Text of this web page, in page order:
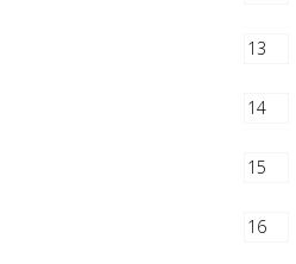
13
14
15
16